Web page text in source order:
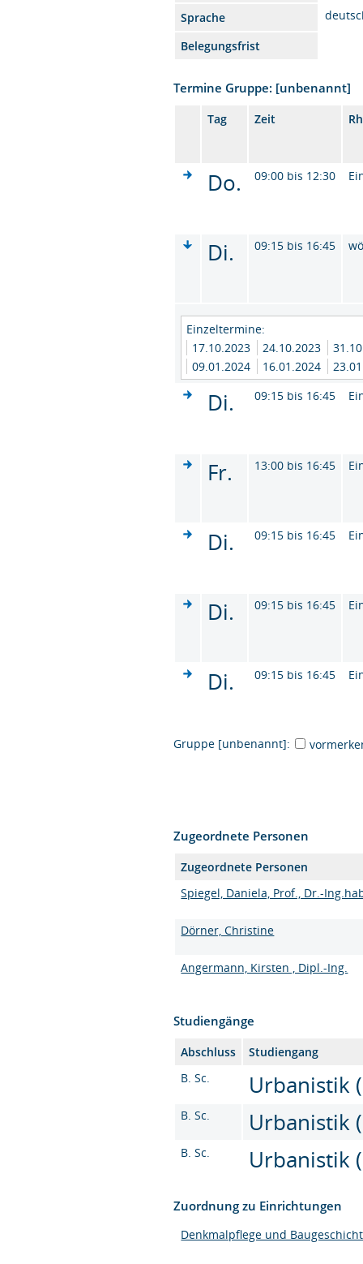
Sprache
Belegungsfrist
Termine Gruppe: [unbenannt]
Tag Zeit
Do. 09:00 bis 12:30
Di. 09:15 bis 16:45
Einzeltermine:
17.10.2023
24.10.2023
09.01.2024
16.01.2024
Di. 09:15 bis 16:45
Fr. 13:00 bis 16:45
Di. 09:15 bis 16:45
Di. 09:15 bis 16:45
Di. 09:15 bis 16:45
Gruppe [unbenannt]:
Zugeordnete Personen
Zugeordnete Personen
Spiegel, Daniela, Prof., Dr.-
Dörner, Christine
Angermann, Kirsten , Dipl.-Ing.
Studiengänge
Abschluss
Studiengang
B. Sc.
Urbanistik
B. Sc. Urbanistik
B. Sc. Urbanistik
Zuordnung zu Einrichtungen
Denkmalpflege und